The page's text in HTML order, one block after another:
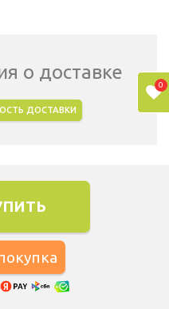
о доставке
ДОСТАВКИ
0